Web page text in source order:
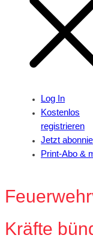
Log In
Kostenlos
registrieren
Jetzt
Print-Abo &
Kräfte